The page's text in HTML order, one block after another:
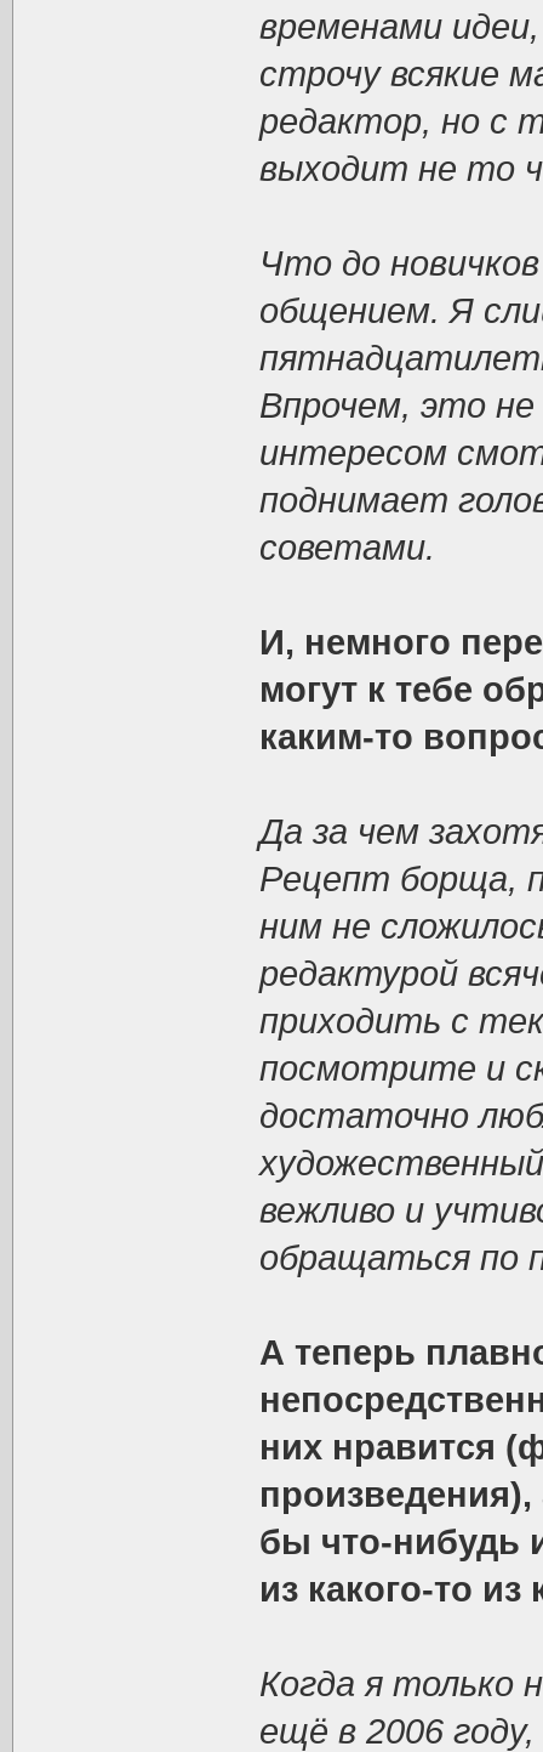
временами
строчу всякие
редактор, но с
выходит не то
Что до
общением. Я
Впрочем, это
интересом
поднимает
советами.
И, немного
могут к тебе
каким-то
Да за чем
Рецепт борща,
ним не
редактурой
приходить с
посмотрите и
достаточно
вежливо и
обращаться по
А теперь
них нравится
бы что-нибудь
из какого-то
Когда я только
ещё в 2006